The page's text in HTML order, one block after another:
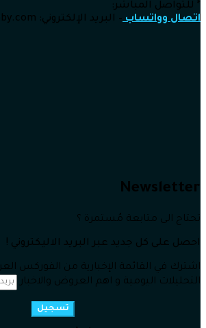
* للتواصل المباشر:
اتصال وواتساب– البريد الإلكتروني: info@forexaraby.com
Newsletter
تحتاج الى متابعة مُستمرة ؟
احصل على كل جديد عبر البريد الاليكتروني !
اشترك في القائمة الإخبارية من الفوركس
التحليلات اليومية و اهم العروض والاخبار
تسجيل